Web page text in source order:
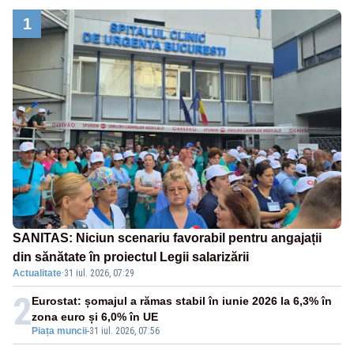
1
SANITAS: Niciun scenariu favorabil pentru angajații
din sănătate în proiectul Legii salarizării
Actualitate·31 iul. 2026, 07:29
2 Piața muncii-31 iul. 2026, 07:56
Eurostat: șomajul a rămas stabil în iunie 2026 la 6,3% în
zona euro și 6,0% în UE